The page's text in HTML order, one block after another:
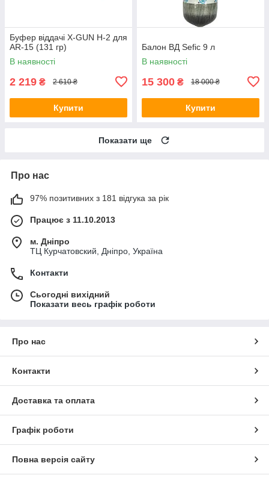
Буфер віддачі X-GUN H-2 для
AR-15 (131 гр)
В наявності
2 219 ₴ 2 610 ₴
Купити
Балон ВД Sefic 9 л
В наявності
15 300 ₴ 18 000 ₴
Купити
Показати ще
Про нас
97% позитивних з 181 відгука за рік
Працює з 11.10.2013
м. Дніпро
ТЦ Курчатовский, Дніпро, Україна
Контакти
Сьогодні вихідний
Показати весь графік роботи
Про нас
Контакти
Доставка та оплата
Графік роботи
Повна версія сайту